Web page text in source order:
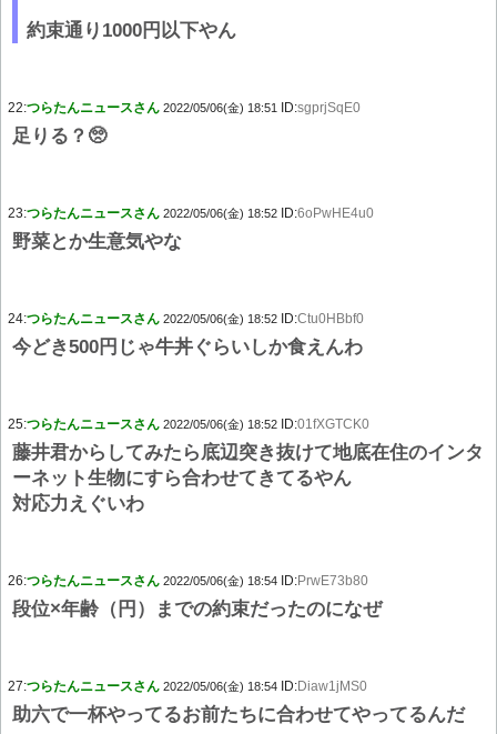
約束通り1000円以下やん
22:つらたんニュースさん 2022/05/06(金) 18:51 ID:sgprjSqE0
足りる？🥺
23:つらたんニュースさん 2022/05/06(金) 18:52 ID:6oPwHE4u0
野菜とか生意気やな
24:つらたんニュースさん 2022/05/06(金) 18:52 ID:Ctu0HBbf0
今どき500円じゃ牛丼ぐらいしか食えんわ
25:つらたんニュースさん 2022/05/06(金) 18:52 ID:01fXGTCK0
藤井君からしてみたら底辺突き抜けて地底在住のインタ
ーネット生物にすら合わせてきてるやん
対応力えぐいわ
26:つらたんニュースさん 2022/05/06(金) 18:54 ID:PrwE73b80
段位×年齢（円）までの約束だったのになぜ
27:つらたんニュースさん 2022/05/06(金) 18:54 ID:Diaw1jMS0
助六で一杯やってるお前たちに合わせてやってるんだ